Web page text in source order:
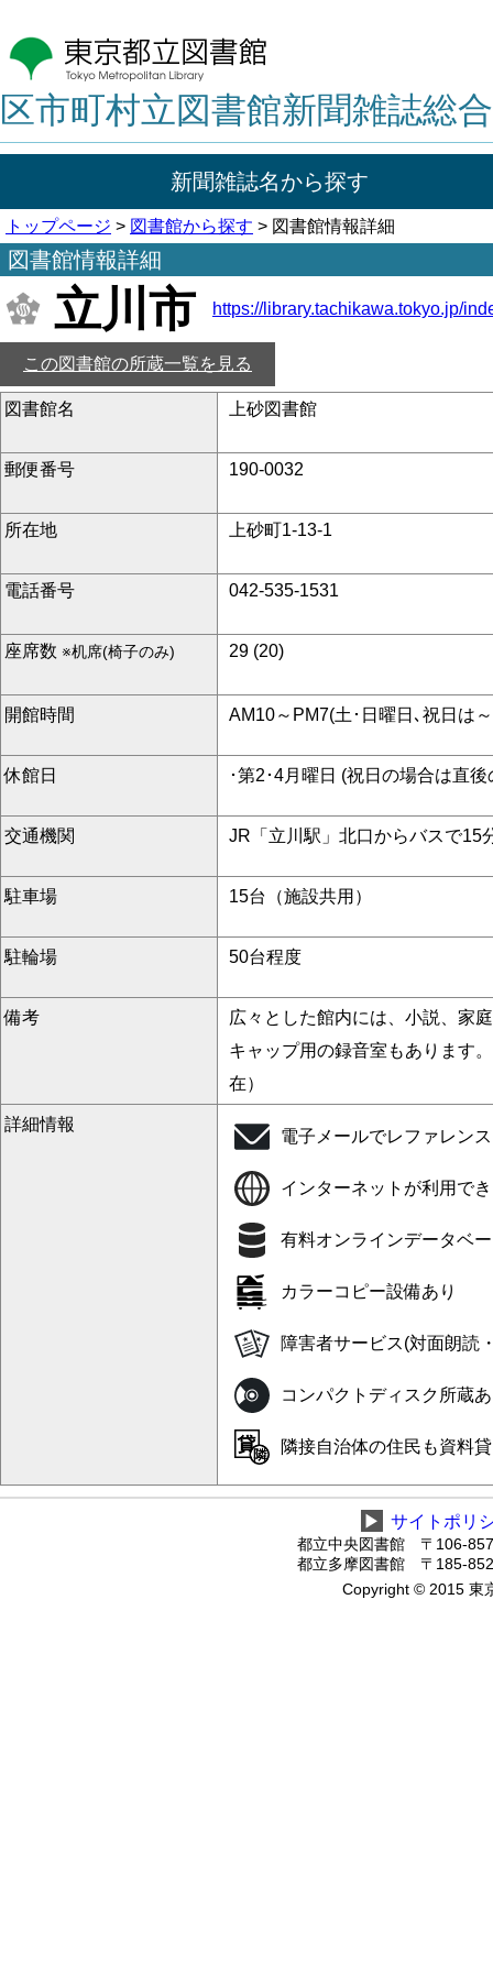
区市町村立図書館新聞雑誌総
新聞雑誌名から探す
トップページ > 図書館から探す > 図書館情報詳細
図書館情報詳細
立川市 https://library.tachikawa.tokyo.jp/
この図書館の所蔵一覧を見る
図書館名 上砂図書館
郵便番号 190-0032
所在地 上砂町1-13-1
電話番号 042-535-1531
座席数 ※机席(椅子のみ) 29 (20)
開館時間 AM10～PM7(土･日曜日､祝日は
休館日 ･第2･4月曜日 (祝日の場合は直
交通機関 JR「立川駅」北口からバスで15
駐車場 15台（施設共用）
駐輪場 50台程度
備考
広々とした館内には、小説、家
キャップ用の録音室もあります
在）
詳細情報
電子メールでレファレン
インターネットが利用で
有料オンラインデータベ
カラーコピー設備あり
障害者サービス(対面朗読
コンパクトディスク所蔵
隣接自治体の住民も資料
▶ サイトポリ
都立中央図書館 〒106-
都立多摩図書館 〒185-
Copyright © 2015 東